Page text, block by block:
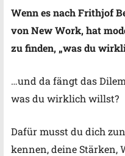
Wenn es nach Frithjof
von New Work, hat
zu finden, „was du
…und da fängt das
was du wirklich willst?
Dafür musst du dich
kennen,deine Stärken,